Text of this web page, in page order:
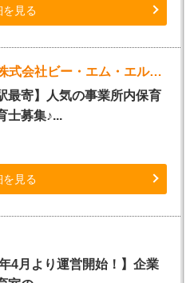
を見る
【ポスター応募専用！】株式会社ビー・エム・エル事業所内保育室（正社員保育士）
最寄】人気の事業所内保育
士募集♪...
を見る
年4月より運営開始！】企業